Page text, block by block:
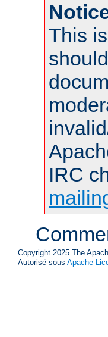
This
IRC
Copyright 2025 The
Autorisé sous Apache